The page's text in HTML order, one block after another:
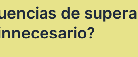
de